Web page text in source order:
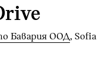
Бавария ООД, Sofia